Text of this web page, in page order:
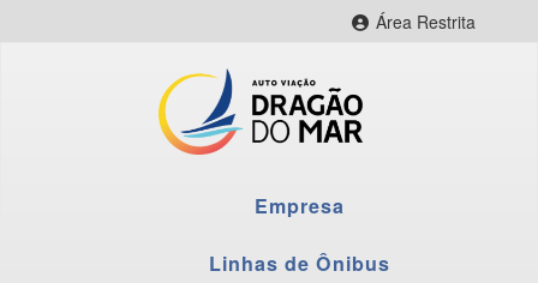
Área Restrita
CityBus Combustível
CityBus Colaborador
Empresa
Linhas de Ônibus